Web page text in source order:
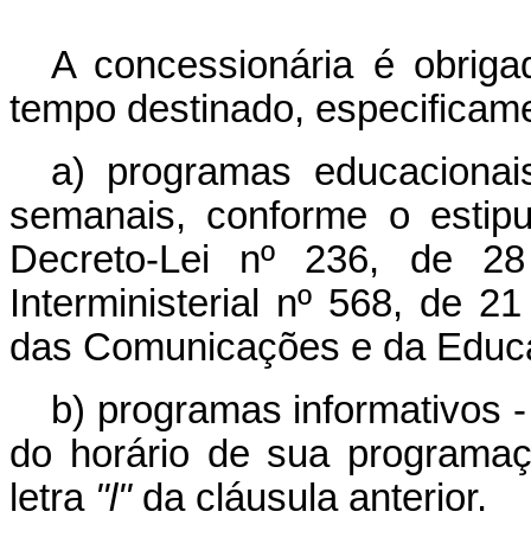
A concessionária é
tempo destinado,
a) programas
semanais, conforme o
Decreto-Lei nº 236, de
Interministerial nº 568, de
das Comunicações e da
b) programas informativos
do horário de sua
letra "l"da cláusula anterior.